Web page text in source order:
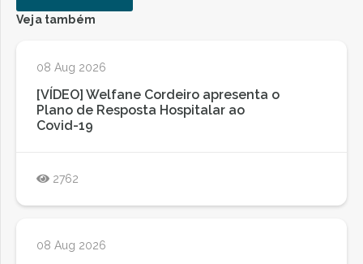
Veja também
08 Aug 2026
[VÍDEO] Welfane Cordeiro apresenta o
Plano de Resposta Hospitalar ao
Covid-19
2762
08 Aug 2026